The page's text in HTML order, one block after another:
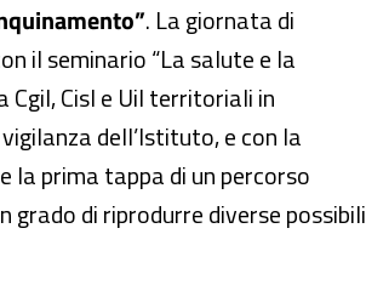
. La giornata di
il seminario “La salute e la
Cisl e Uil territoriali in
dell’Istituto, e con la
la prima tappa di un percorso
di riprodurre diverse possibili